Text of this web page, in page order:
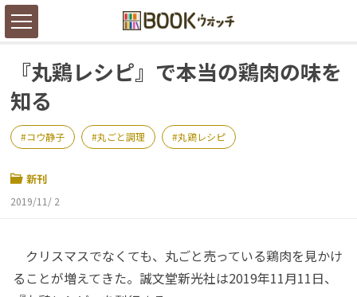
『丸鶏レシピ』で本当の鶏肉の味を
知る
コウ静子 丸ごと調理 丸鶏レシピ
新刊
2019/11/ 2
クリスマスでなくても、丸ごと売っている鶏肉を見かけ
ることが増えてきた。誠文堂新光社は2019年11月11日、